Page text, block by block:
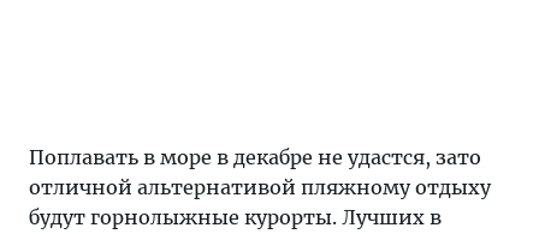
Поплавать в море в декабре не удастся, зато
отличной альтернативой пляжному отдыху
будут горнолыжные курорты. Лучших в